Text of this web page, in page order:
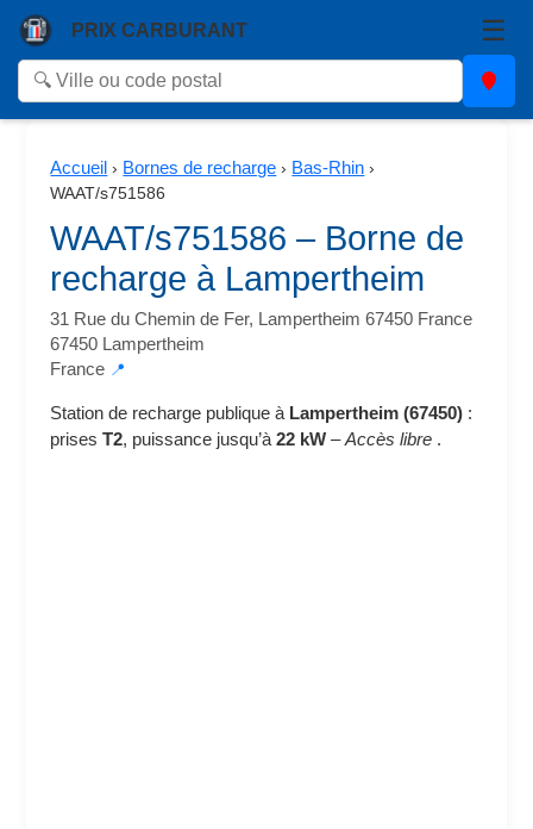
PRIX CARBURANT ☰
Accueil › Bornes de recharge › Bas-Rhin ›
WAAT/s751586
WAAT/s751586 – Borne de
recharge à Lampertheim
31 Rue du Chemin de Fer, Lampertheim 67450 France
67450 Lampertheim
France 📍
Station de recharge publique à Lampertheim (67450) :
prisesT2, puissance jusqu’à22 kW –Accès libre .